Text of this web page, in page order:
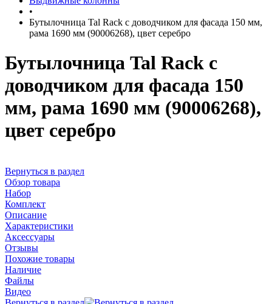
•
Бутылочница Tal Rack с доводчиком для фасада 150 мм,
рама 1690 мм (90006268), цвет серебро
Бутылочница Tal Rack с
доводчиком для фасада 150
мм, рама 1690 мм (90006268),
цвет серебро
Вернуться в раздел
Обзор товара
Набор
Комплект
Описание
Характеристики
Аксессуары
Отзывы
Похожие товары
Наличие
Файлы
Видео